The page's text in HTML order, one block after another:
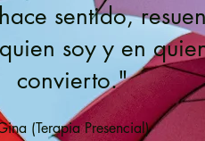
sentido,
soy y en
convierto."
(Terapia Presencial)